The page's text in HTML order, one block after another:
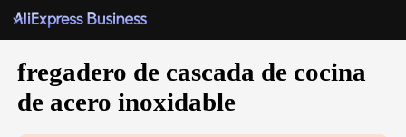
fregadero de cascada de cocina
de acero inoxidable